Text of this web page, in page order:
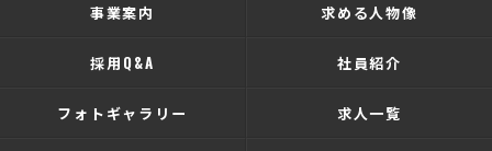
事業案内 求める人物像
採用Q&A 社員紹介
フォトギャラリー 求人一覧